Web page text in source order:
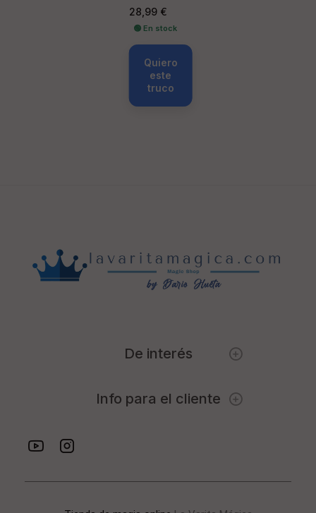
Precio
28,99 €
🟢 En stock
Quiero
este
truco
De interés
Info para el cliente